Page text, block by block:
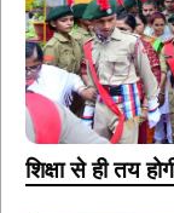
शिक्षा से ही तय